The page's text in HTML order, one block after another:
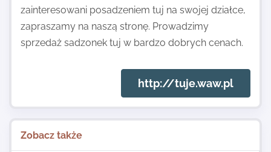
zainteresowani posadzeniem tuj na swojej działce,
zapraszamy na naszą stronę. Prowadzimy
sprzedaż sadzonek tuj w bardzo dobrych cenach.
http://tuje.waw.pl
Zobacz także